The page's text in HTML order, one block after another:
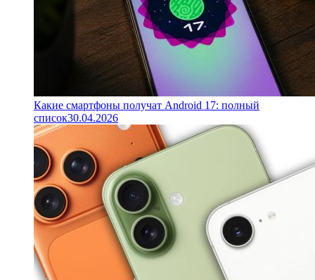
Какие смартфоны получат Android 17: полный
список30.04.2026